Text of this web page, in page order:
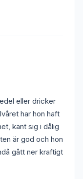
eller dricker
har hon haft
känt sig i dålig
är god och hon
gått ner kraftigt